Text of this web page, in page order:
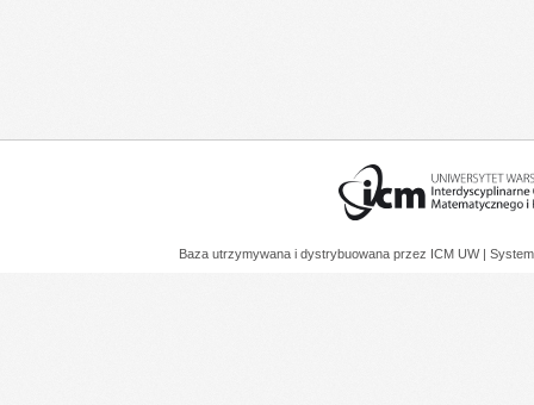
Baza utrzymywana i dystrybuowana przez ICM UW |